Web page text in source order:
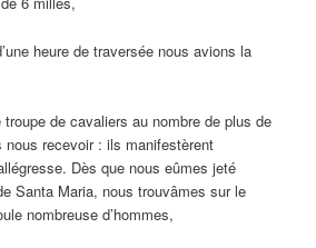
heure de traversée nous avions la
de cavaliers au nombre de plus de
recevoir : ils manifestèrent
Dès que nous eûmes jeté
Santa Maria, nous trouvâmes sur le
nombreuse d’hommes,